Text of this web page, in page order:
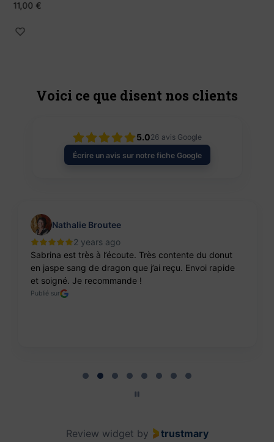
11,00 €
Voici ce que disent nos clients
5.026 avis Google
Écrire un avis sur notre fiche Google
Nathalie Broutee
2 years ago
Sabrina est très à l’écoute. Très contente du donut
en jaspe sang de dragon que j’ai reçu. Envoi rapide
et soigné. Je recommande !
Publié sur
Review widget by trustmary